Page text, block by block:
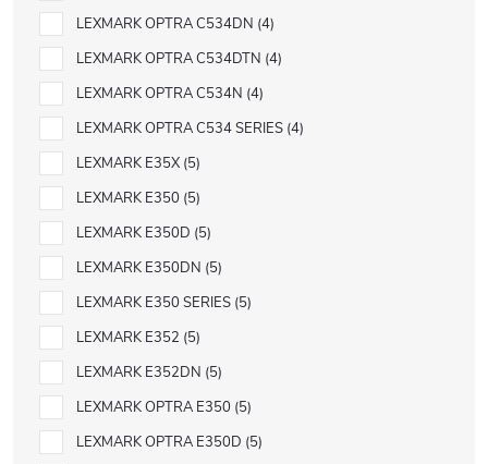
LEXMARK OPTRA C534DN 4
LEXMARK OPTRA C534DTN 4
LEXMARK OPTRA C534N 4
LEXMARK OPTRA C534 SERIES 4
LEXMARK E35X 5
LEXMARK E350 5
LEXMARK E350D 5
LEXMARK E350DN 5
LEXMARK E350 SERIES 5
LEXMARK E352 5
LEXMARK E352DN 5
LEXMARK OPTRA E350 5
LEXMARK OPTRA E350D 5